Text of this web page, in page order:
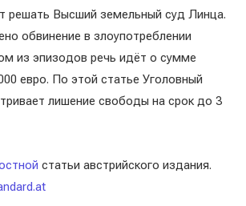
решать Высший земельный суд Линца.
обвинение в злоупотреблении
из эпизодов речь идёт о сумме
евро. По этой статье Уголовный
лишение свободы на срок до 3
статьи австрийского издания.